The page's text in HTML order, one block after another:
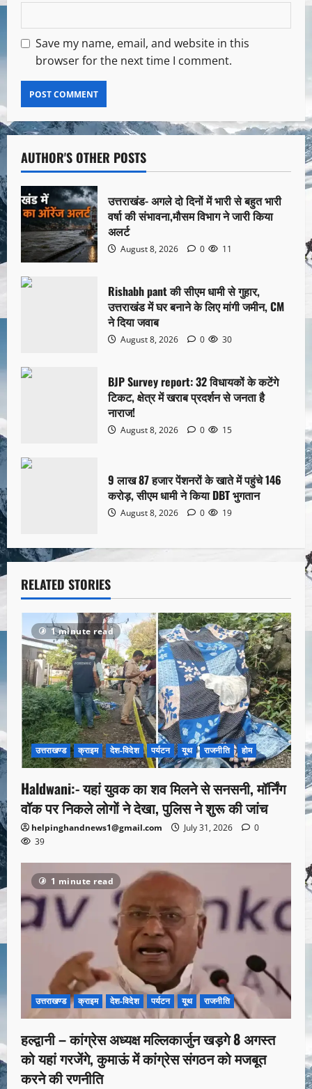
Save my name, email, and website in this
browser for the next time I comment.
AUTHOR'S OTHER POSTS
उत्तराखंड- अगले दो दिनों में भारी से बहुत भारी
वर्षा की संभावना,मौसम विभाग ने जारी किया
अलर्ट
August 8, 2026 0 11
Rishabh pant की सीएम धामी से गुहार,
उत्तराखंड में घर बनाने के लिए मांगी जमीन, CM
ने दिया जवाब
August 8, 2026 0 30
BJP Survey report: 32 विधायकों के कटेंगे
टिकट, क्षेत्र में खराब प्रदर्शन से जनता है
नाराज!
August 8, 2026 0 15
9 लाख 87 हजार पेंशनरों के खाते में पहुंचे 146
करोड़, सीएम धामी ने किया DBT भुगतान
August 8, 2026 0 19
RELATED STORIES
1 minute read
उत्तराखण्ड क्राइम देश-विदेश पर्यटन यूथ राजनीति होम
Haldwani:- यहां युवक का शव मिलने से सनसनी, मॉर्निंग
वॉक पर निकले लोगों ने देखा, पुलिस ने शुरू की जांच
helpinghandnews1@gmail.com July 31, 2026
0
39
1 minute read
उत्तराखण्ड क्राइम देश-विदेश पर्यटन यूथ राजनीति
हल्द्वानी – कांग्रेस अध्यक्ष मल्लिकार्जुन खड़गे 8 अगस्त
को यहां गरजेंगे, कुमाऊं में कांग्रेस संगठन को मजबूत
करने की रणनीति